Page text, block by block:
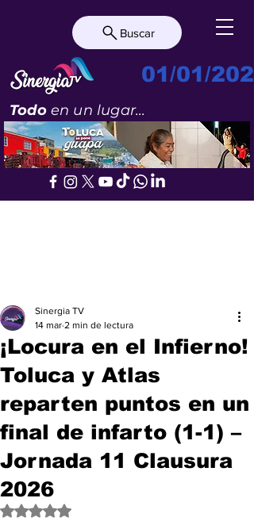
Buscar
01/01/
Todoen un lugar...
¡Locura en el Infierno!
Toluca y Atlas
reparten puntos en un
final de infarto (1-1) –
Jornada 11 Clausura
2026
Sinergia TV
14 mar 2 min de lectura
Obtuvo NaN de 5 estrellas.